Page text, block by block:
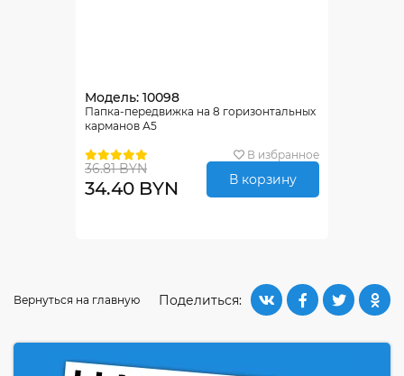
Модель: 10098
Папка-передвижка на 8 горизонтальных
карманов А5
В избранное
36.81 BYN
34.40 BYN В корзину
Поделиться:
Вернуться на главную